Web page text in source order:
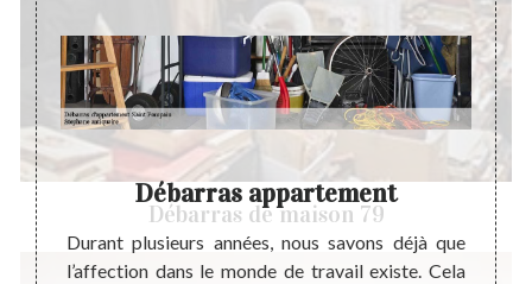
Débarras de maison 79
il est
Débarras appartement
Durant plusieurs années, nous savons déjà que
l’affection dans le monde de travail existe. Cela